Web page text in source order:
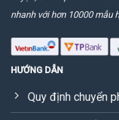
nhanh với hơn 10000 mẫu
HƯỚNG DẪN
Quy định chuyển